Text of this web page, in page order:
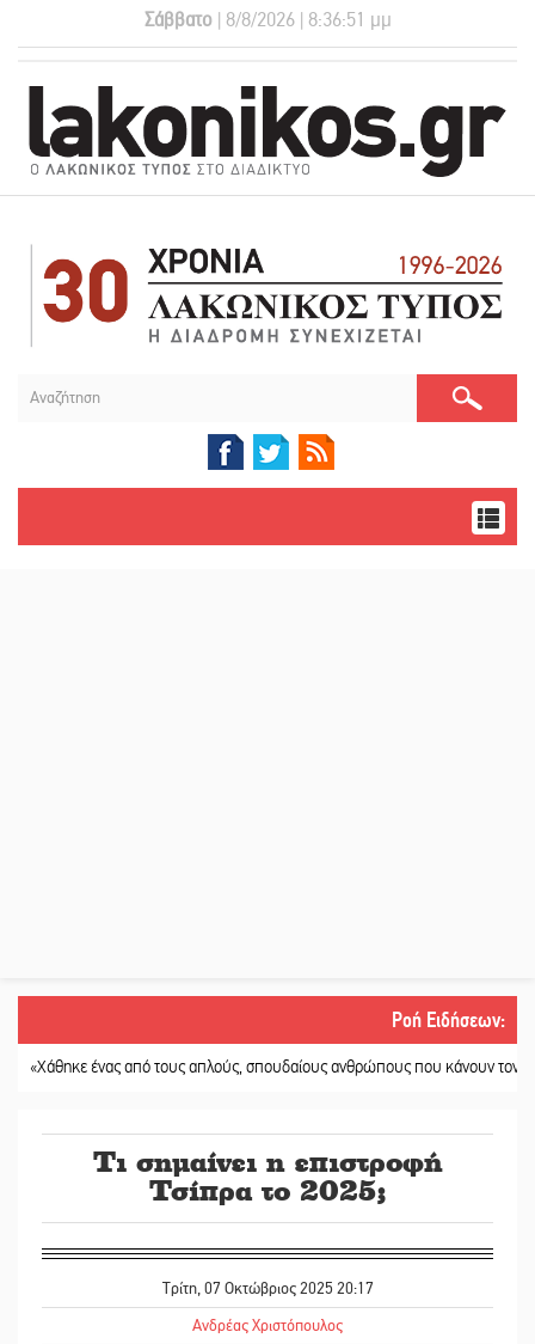
Σάββατο| 8/8/2026 | 8:36:51 μμ
Ροή Ειδήσεων:
ένας από τους απλούς, σπουδαίους ανθρώπους που κάνουν τον κόσμο
Τι σημαίνει η επιστροφή
Τσίπρα το 2025;
Τρίτη, 07 Οκτώβριος 2025 20:17
Ανδρέας Χριστόπουλος